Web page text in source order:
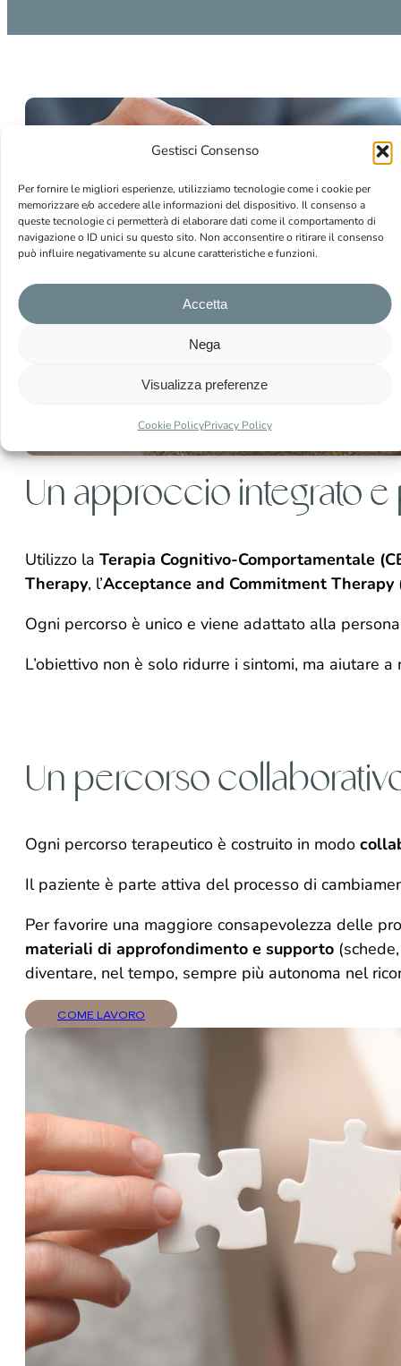
Gestisci Consenso
Per fornire le migliori esperienze, utilizziamo tecnologie come i cookie per
memorizzare e/o accedere alle informazioni del dispositivo. Il consenso a
queste tecnologie ci permetterà di elaborare dati come il comportamento di
navigazione o ID unici su questo sito. Non acconsentire o ritirare il consenso
può influire negativamente su alcune caratteristiche e funzioni.
Accetta
Nega
Visualizza preferenze
Cookie PolicyPrivacy Policy
Un approccio integrato e
Utilizzo la Terapia Cognitivo-Comportamentale
Therapy, l’Acceptance and Commitment Therapy
Ogni percorso è unico e viene adattato alla
L’obiettivo non è solo ridurre i sintomi, ma aiutare
Un percorso
Ogni percorso terapeutico è costruito in modo
Il paziente è parte attiva del processo di
Per favorire una maggiore consapevolezza delle
materiali di approfondimento e supporto
diventare, nel tempo, sempre più autonoma nel
COME LAVORO